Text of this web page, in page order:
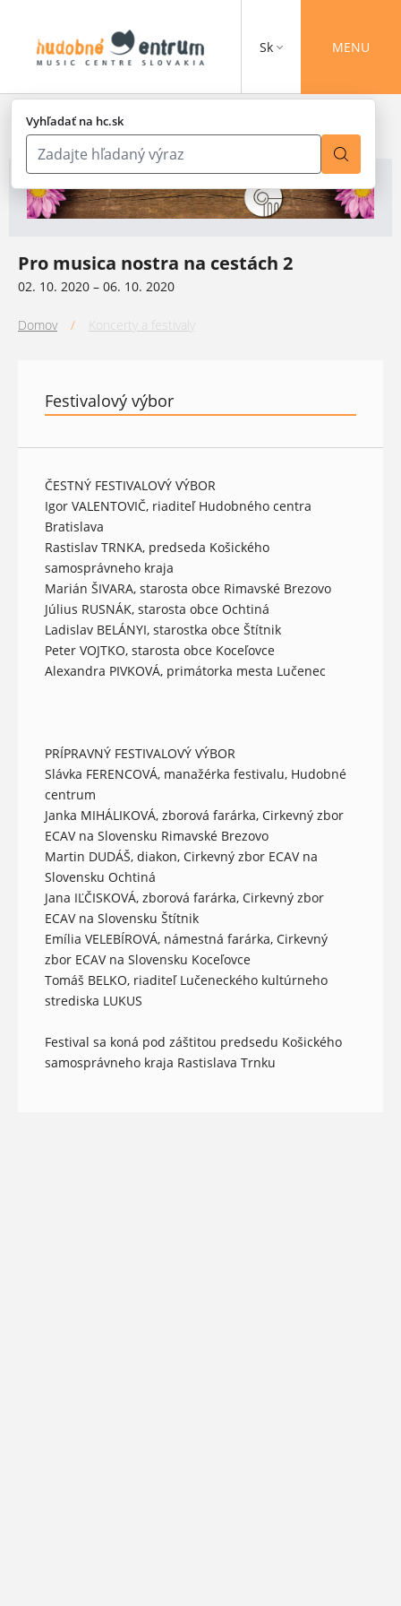
Vyhľadať na hc.sk
Sk MENU
Pro musica nostra na cestách 2
02. 10. 2020 – 06. 10. 2020
Domov / Koncerty a festivaly
Festivalový výbor
ČESTNÝ FESTIVALOVÝ VÝBOR
Igor VALENTOVIČ, riaditeľ Hudobného centra
Bratislava
Rastislav TRNKA, predseda Košického
samosprávneho kraja
Marián ŠIVARA, starosta obce Rimavské Brezovo
Július RUSNÁK, starosta obce Ochtiná
Ladislav BELÁNYI, starostka obce Štítnik
Peter VOJTKO, starosta obce Koceľovce
Alexandra PIVKOVÁ, primátorka mesta Lučenec
PRÍPRAVNÝ FESTIVALOVÝ VÝBOR
Slávka FERENCOVÁ, manažérka festivalu, Hudobné
centrum
Janka MIHÁLIKOVÁ, zborová farárka, Cirkevný zbor
ECAV na Slovensku Rimavské Brezovo
Martin DUDÁŠ, diakon, Cirkevný zbor ECAV na
Slovensku Ochtiná
Jana IĽČISKOVÁ, zborová farárka, Cirkevný zbor
ECAV na Slovensku Štítnik
Emília VELEBÍROVÁ, námestná farárka, Cirkevný
zbor ECAV na Slovensku Koceľovce
Tomáš BELKO, riaditeľ Lučeneckého kultúrneho
strediska LUKUS
Festival sa koná pod záštitou predsedu Košického
samosprávneho kraja Rastislava Trnku